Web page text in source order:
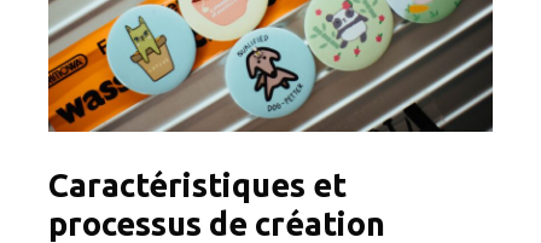
Caractéristiques et
processus de création